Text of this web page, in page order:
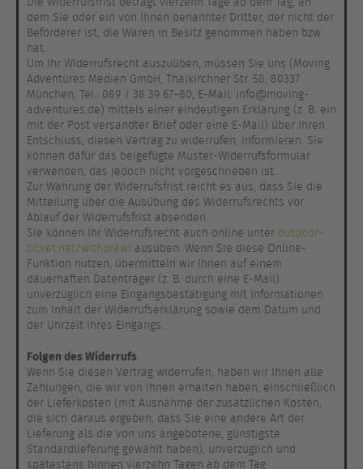
dem Sie oder ein von Ihnen benannter Dritter, der nicht der
Beförderer ist, die Waren in Besitz genommen haben bzw.
hat.
Um Ihr Widerrufsrecht auszuüben, müssen Sie uns (Moving
Adventures Medien GmbH, Thalkirchner Str. 58, 80337
München, Tel.: 089 / 38 39 67–80, E-Mail: info@moving-
adventures.de) mittels einer eindeutigen Erklärung (z. B. ein
mit der Post versandter Brief oder eine E-Mail) über Ihren
Entschluss, diesen Vertrag zu widerrufen, informieren. Sie
können dafür das beigefügte Muster-Widerrufsformular
verwenden, das jedoch nicht vorgeschrieben ist.
Zur Wahrung der Widerrufsfrist reicht es aus, dass Sie die
Mitteilung über die Ausübung des Widerrufsrechts vor
Ablauf der Widerrufsfrist absenden.
Sie können Ihr Widerrufsrecht auch online unter outdoor-
ticket.net/withdrawl ausüben. Wenn Sie diese Online-
Funktion nutzen, übermitteln wir Ihnen auf einem
dauerhaften Datenträger (z. B. durch eine E-Mail)
unverzüglich eine Eingangsbestätigung mit Informationen
zum Inhalt der Widerrufserklärung sowie dem Datum und
der Uhrzeit ihres Eingangs.
Folgen des Widerrufs
Wenn Sie diesen Vertrag widerrufen, haben wir Ihnen alle
Zahlungen, die wir von Ihnen erhalten haben, einschließlich
der Lieferkosten (mit Ausnahme der zusätzlichen Kosten,
die sich daraus ergeben, dass Sie eine andere Art der
Lieferung als die von uns angebotene, günstigste
Standardlieferung gewählt haben), unverzüglich und
spätestens binnen vierzehn Tagen ab dem Tag